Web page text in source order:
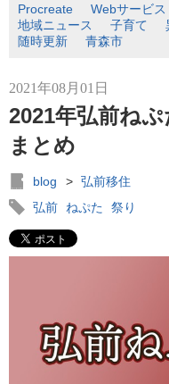
Procreate Webサービス
地域ニュース
子育て
随時更新
青森市
2021年08月01日
2021年弘前ね
まとめ
blog > 弘前移住
弘前
ねぷた 祭り